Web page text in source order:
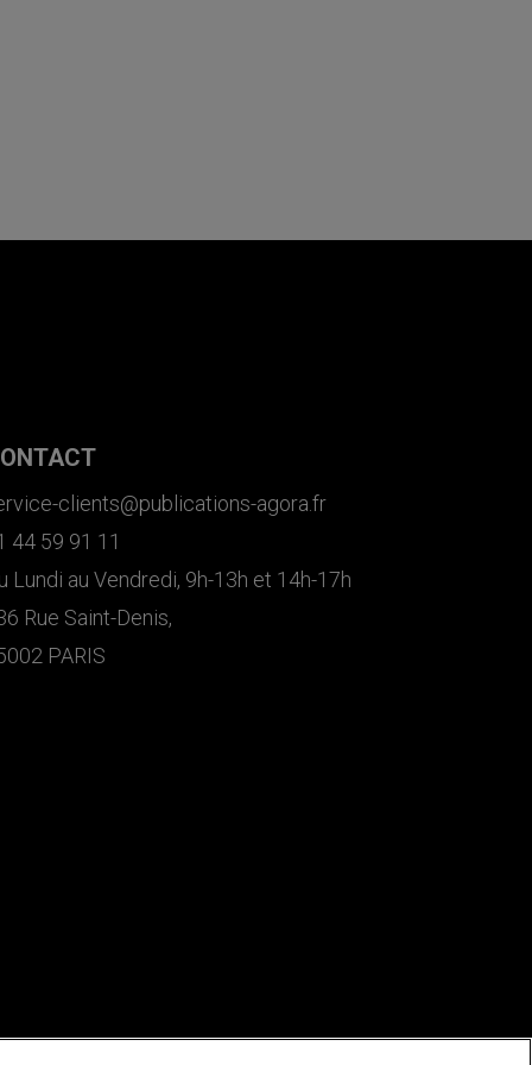
clients@publications-agora.fr
44 59 91 11
Lundi au Vendredi, 9h-13h et 14h-17h
Rue Saint-Denis,
PARIS